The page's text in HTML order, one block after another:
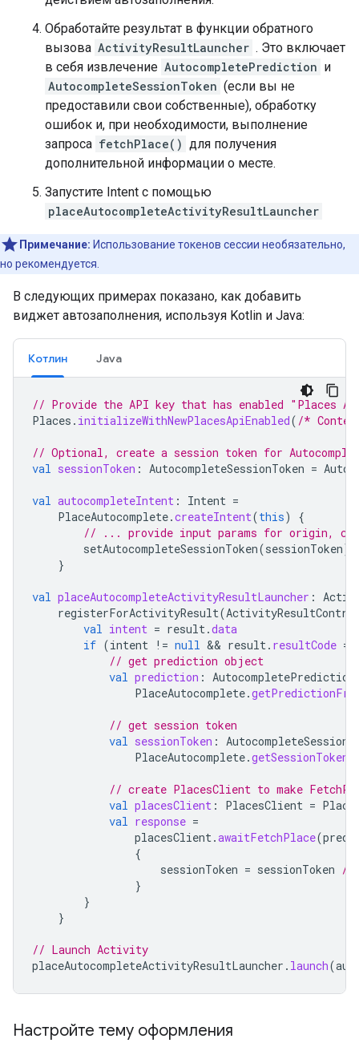
Обработайте результат в функции обратного
вызова ActivityResultLauncher . Это включает
в себя извлечение AutocompletePrediction и
AutocompleteSessionToken (если вы не
предоставили свои собственные), обработку
ошибок и, при необходимости, выполнение
запроса fetchPlace() для получения
дополнительной информации о месте.
Запустите Intent с помощью
placeAutocompleteActivityResultLauncher
Примечание: Использование токенов сессии необязательно,
но рекомендуется.
В следующих примерах показано, как добавить
виджет автозаполнения, используя Kotlin и Java:
Котлин Java
// Provide the API key that has enabled "Places
Places . initializeWithNewPlacesApiEnabled( /*
// Optional, create a session token for
val sessionToken : AutocompleteSessionToken =
val autocompleteIntent : Intent =
PlaceAutocomplete.createIntent(this)
{
// ... provide input params for origin,
setAutocompleteSessionToken(sessionToken)
}
val placeAutocompleteActivityResultLauncher :
registerForActivityResult(
val intent = result .data
if (intent != null && result . resultCode ==
// get prediction object
val prediction :
PlaceAutocomplete.
// get session token
val sessionToken :
PlaceAutocomplete.
// create PlacesClient to make
val placesClient : PlacesClient =
val response =
placesClient .awaitFetchPlace(
{
sessionToken = sessionToken //
}
}
}
// Launch Activity
placeAutocompleteActivityResultLauncher . launch(
Настройте тему оформления